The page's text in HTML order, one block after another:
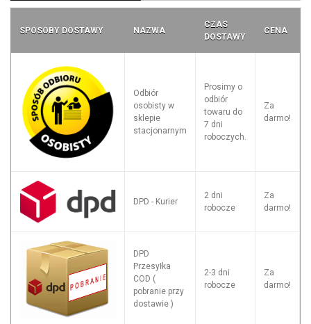
SPOSOBY DOSTAWY NAZWA
CZAS
DOSTAWY
CENA
Odbiór
osobisty w
sklepie
stacjonarnym
Prosimy o
odbiór
towaru do
7 dni
roboczych.
Za
darmo!
DPD - Kurier
2 dni
robocze
Za
darmo!
DPD
Przesyłka
COD (
pobranie przy
dostawie )
2-3 dni
robocze
Za
darmo!